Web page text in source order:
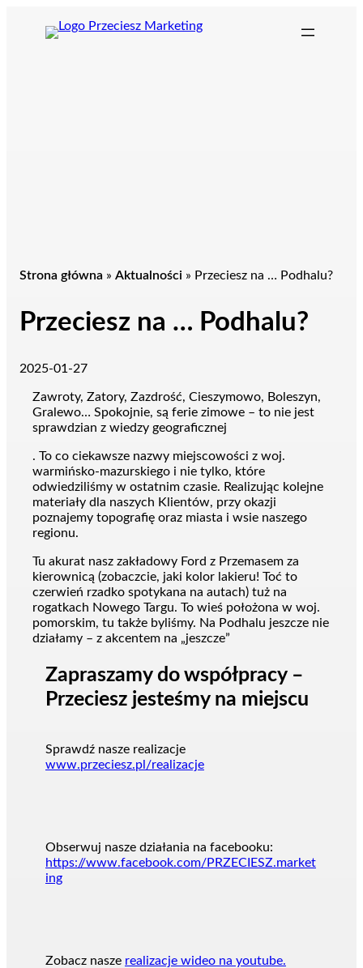
Strona główna » Aktualności » Przeciesz na … Podhalu?
Przeciesz na … Podhalu?
2025-01-27
Zawroty, Zatory, Zazdrość, Cieszymowo, Boleszyn,
Gralewo… Spokojnie, są ferie zimowe – to nie jest
sprawdzian z wiedzy geograficznej
. To co ciekawsze nazwy miejscowości z woj.
warmińsko-mazurskiego i nie tylko, które
odwiedziliśmy w ostatnim czasie. Realizując kolejne
materiały dla naszych Klientów, przy okazji
poznajemy topografię oraz miasta i wsie naszego
regionu.
Tu akurat nasz zakładowy Ford z Przemasem za
kierownicą (zobaczcie, jaki kolor lakieru! Toć to
czerwień rzadko spotykana na autach) tuż na
rogatkach Nowego Targu. To wieś położona w woj.
pomorskim, tu także byliśmy. Na Podhalu jeszcze nie
działamy – z akcentem na „jeszcze”
Zapraszamy do współpracy –
Przeciesz jesteśmy na miejscu
Sprawdź nasze realizacje
www.przeciesz.pl/realizacje
Obserwuj nasze działania na facebooku:
https://www.facebook.com/PRZECIESZ.market
ing
Zobacz nasze realizacje wideo na youtube.